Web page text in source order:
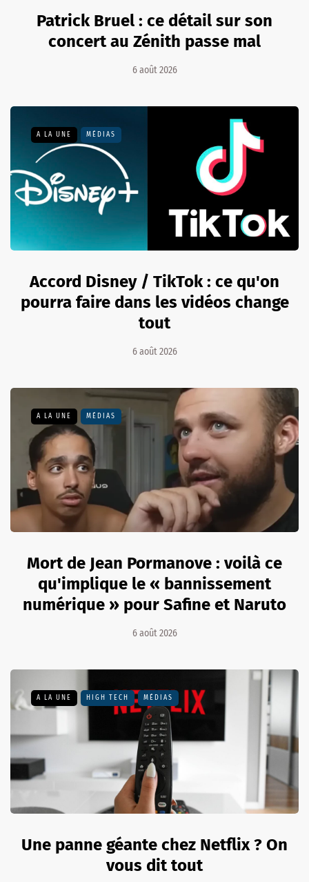
Patrick Bruel : ce détail sur son
concert au Zénith passe mal
6 août 2026
A LA UNE MÉDIAS
Accord Disney / TikTok : ce qu'on
pourra faire dans les vidéos change
tout
6 août 2026
A LA UNE MÉDIAS
Mort de Jean Pormanove : voilà ce
qu'implique le « bannissement
numérique » pour Safine et Naruto
6 août 2026
A LA UNE HIGH TECH MÉDIAS
Une panne géante chez Netflix ? On
vous dit tout